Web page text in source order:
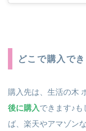
どこで購入でき
購入先は、生活の木
後に購入できます♪も
ば、楽天やアマゾン